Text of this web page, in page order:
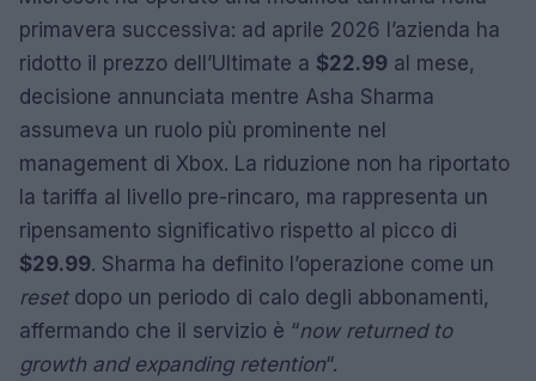
primavera successiva: ad aprile 2026 l’azienda ha
ridotto il prezzo dell’Ultimate a $22.99 al mese,
decisione annunciata mentre Asha Sharma
assumeva un ruolo più prominente nel
management di Xbox. La riduzione non ha riportato
la tariffa al livello pre-rincaro, ma rappresenta un
ripensamento significativo rispetto al picco di
$29.99. Sharma ha definito l’operazione come un
resetdopo un periodo di calo degli abbonamenti,
affermando che il servizio è “now returned to
growth and expanding retention“.